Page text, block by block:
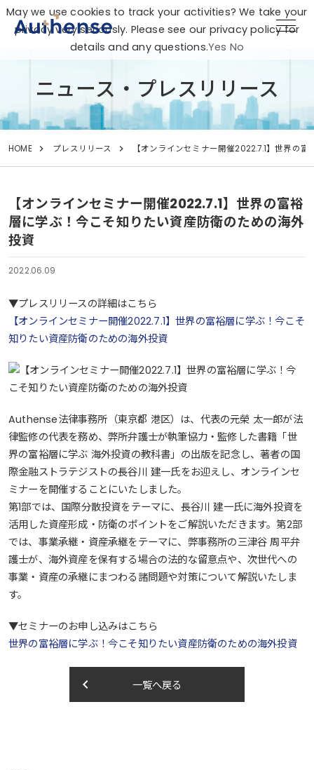
ニュース・プレスリリース
HOME プレスリリース 【オンラインセミナー開催2022.7.1】世界の
【オンラインセミナー開催2022.7.1】世界の富裕
層に学ぶ！今こそ知りたい資産防衛のための海外
投資
2022.06.09
▼プレスリリースの詳細はこちら
【オンラインセミナー開催2022.7.1】世界の富裕層に学ぶ！今こそ
知りたい資産防衛のための海外投資
Authense法律事務所（東京都 港区）は、代表の元榮 太一郎が法
律監修の代表を務め、弊所弁護士が執筆協力・監修した書籍「世
界の富裕層に学ぶ 海外投資の教科書」の出版を記念し、著者の国
際金融ストラテジストの長谷川 建一氏をお迎えし、オンラインセ
ミナーを開催することにいたしました。
第1部では、国際分散投資をテーマに、長谷川 建一氏に海外投資を
活用した資産形成・防衛のポイントをご解説いただきます。第2部
では、事業承継・資産承継をテーマに、弊事務所の三津谷 周平弁
護士が、海外資産を保有する場合の法的な留意点や、次世代への
事業・資産の承継にまつわる諸問題や対策について解説いたしま
す。
▼セミナーのお申し込みはこちら
世界の富裕層に学ぶ！今こそ知りたい資産防衛のための海外投資
一覧へ戻る
keyboard_arrow_left
May we use cookies to track your activities? We take your
privacy very seriously. Please see our privacy policy for
details and any questions.Yes No